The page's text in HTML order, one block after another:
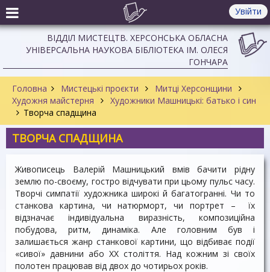
Увійти
ВІДДІЛ МИСТЕЦТВ. ХЕРСОНСЬКА ОБЛАСНА
УНІВЕРСАЛЬНА НАУКОВА БІБЛІОТЕКА ІМ. ОЛЕСЯ
ГОНЧАРА
Головна Мистецькі проєкти
Митці Херсонщини
Художня майстерня
Художники Машницькі: батько і син
Творча спадщина
ТВОРЧА СПАДЩИНА
Живописець Валерій Машницький вмів бачити рідну
землю по-своєму, гостро відчувати при цьому пульс часу.
Творчі симпатії художника широкі й багатогранні. Чи то
станкова картина, чи натюрморт, чи портрет – їх
відзначає індивідуальна виразність, композиційна
побудова, ритм, динаміка. Але головним був і
залишається жанр станкової картини, що відбиває події
«сивої» давнини або XX століття. Над кожним зі своїх
полотен працював від двох до чотирьох років.